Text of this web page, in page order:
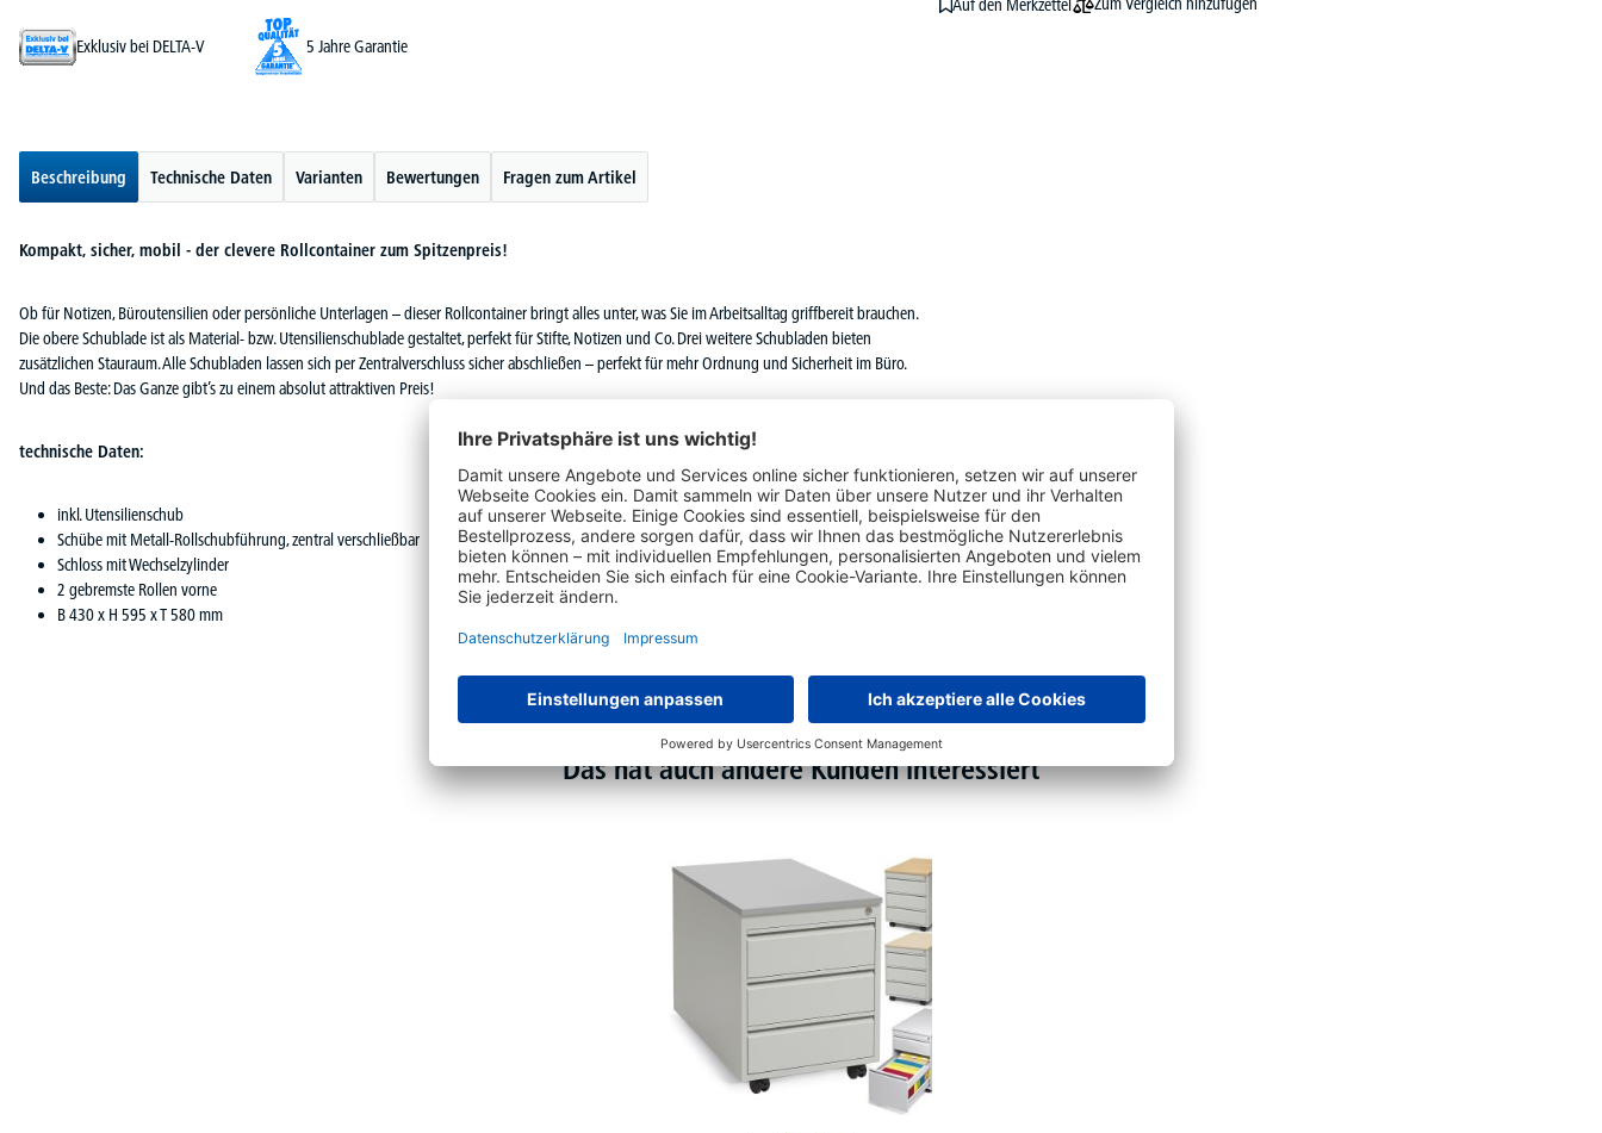
Auf den Merkzettel
Exklusiv bei DELTA-V
5 Jahre Garantie
Beschreibung Technische Daten Varianten Bewertungen Fragen zum Artikel
Kompakt, sicher, mobil - der clevere Rollcontainer zum Spitzenpreis!
Ob für Notizen, Büroutensilien oder persönliche Unterlagen – dieser Rollcontainer bringt alles unter, was Sie im Arbeitsalltag griffbereit brauchen.
Die obere Schublade ist als Material- bzw. Utensilienschublade gestaltet, perfekt für Stifte, Notizen und Co. Drei weitere Schubladen bieten
zusätzlichen Stauraum. Alle Schubladen lassen sich per Zentralverschluss sicher abschließen – perfekt für mehr Ordnung und Sicherheit im Büro.
Und das Beste: Das Ganze gibt’s zu einem absolut attraktiven Preis!
technische Daten:
inkl. Utensilienschub
Schübe mit Metall-Rollschubführung, zentral verschließbar
Schloss mit Wechselzylinder
2 gebremste Rollen vorne
B 430 x H 595 x T 580 mm
Das hat auch andere Kunden interessiert